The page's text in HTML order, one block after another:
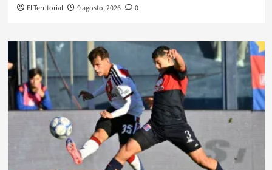
El Territorial 9 agosto, 2026 0